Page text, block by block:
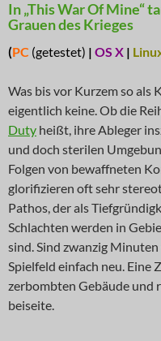
In „This War Of Mine“
Grauen des Krieges
(PC (getestet) | OS X |
Was bis vor Kurzem so als
eigentlich keine. Ob die
Duty heißt, ihre Ableger
und doch sterilen
Folgen von bewaffneten
glorifizieren oft sehr
Pathos, der als
Schlachten werden in
sind. Sind zwanzig
Spielfeld einfach neu. Eine
zerbombten Gebäude und
beiseite.